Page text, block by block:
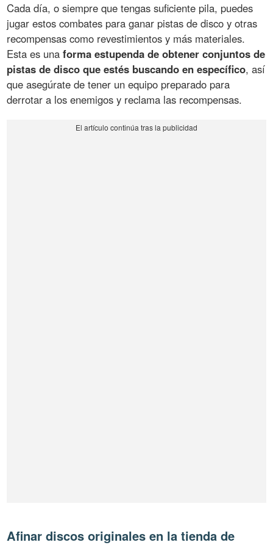
Cada día, o siempre que tengas suficiente pila, puedes
jugar estos combates para ganar pistas de disco y otras
recompensas como revestimientos y más materiales.
Esta es unaforma estupenda de obtener conjuntos de
pistas de disco que estés buscando en específico, así
que asegúrate de tener un equipo preparado para
derrotar a los enemigos y reclama las recompensas.
Afinar discos originales en la tienda de